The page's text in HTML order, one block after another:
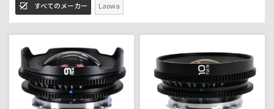
すべてのメーカー
Laowa